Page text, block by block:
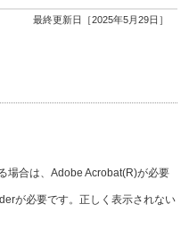
最終更新日［2025年5月29日］
場合は、Adobe Acrobat(R)が必要
が必要です。正しく表示されない